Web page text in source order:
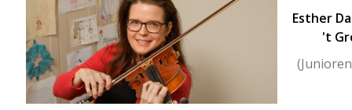
Esther
't